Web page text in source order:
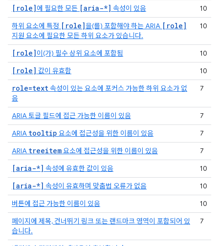
[role]에 필요한 모든 [aria-*] 속성이 있음
10
하위 요소에 특정 [role]을(를) 포함해야 하는 ARIA [role]
지원 요소에 필요한 모든 하위 요소가 있습니다.
10
[role]이(가) 필수 상위 요소에 포함됨 10
[role] 값이 유효함 10
role=text속성이 있는 요소에 포커스 가능한 하위 요소가 없
음
7
ARIA 토글 필드에 접근 가능한 이름이 있음
7
ARIA tooltip 요소에 접근성을 위한 이름이 있음
7
ARIA treeitem요소에 접근성을 위한 이름이 있음 7
[aria-*] 속성에 유효한 값이 있음 10
[aria-*] 속성이 유효하며 맞춤법 오류가 없음
10
버튼에 접근 가능한 이름이 있음
10
페이지에 제목, 건너뛰기 링크 또는 랜드마크 영역이 포함되어 있
습니다.
7